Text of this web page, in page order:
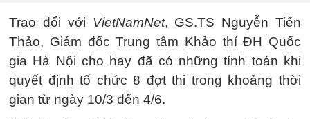
Trao đổi với VietNamNet, GS.TS Nguyễn Tiến
Thảo, Giám đốc Trung tâm Khảo thí ĐH Quốc
gia Hà Nội cho hay đã có những tính toán khi
quyết định tổ chức 8 đợt thi trong khoảng thời
gian từ ngày 10/3 đến 4/6.